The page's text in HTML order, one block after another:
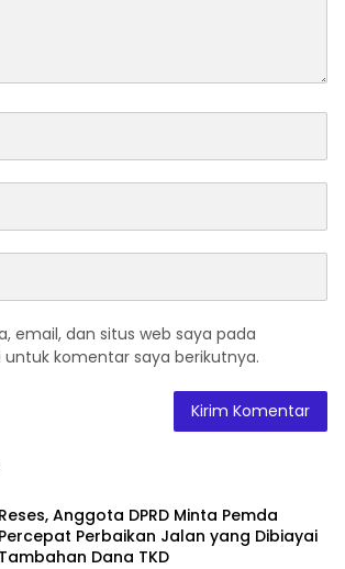
email, dan situs web saya pada
komentar saya berikutnya.
Reses, Anggota DPRD Minta Pemda
Percepat Perbaikan Jalan yang Dibiayai
Tambahan Dana TKD